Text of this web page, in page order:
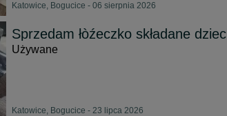
Katowice, Bogucice - 06 sierpnia 2026
Sprzedam łòźeczko składane
Używane
Katowice, Bogucice - 23 lipca 2026